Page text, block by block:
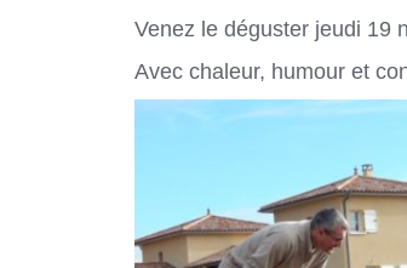
Venez le déguster jeudi 19
Avec chaleur, humour et